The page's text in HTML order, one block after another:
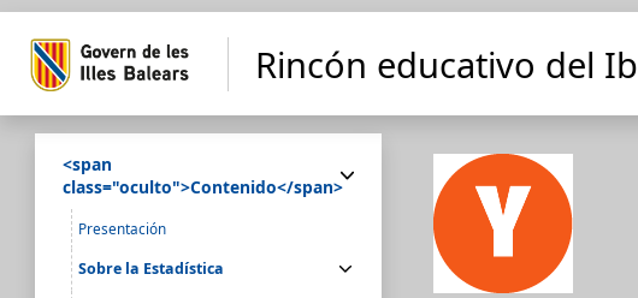
Rincón educativo del
<span
class="oculto">Contenido</span>
Presentación
Sobre la Estadística